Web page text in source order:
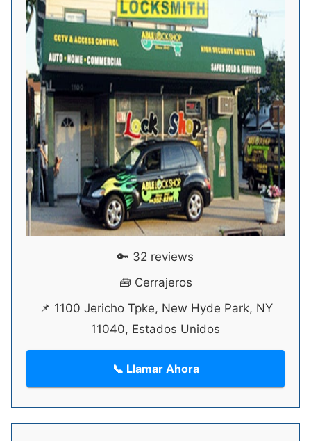
🔑 32 reviews
🧰 Cerrajeros
📌 1100 Jericho Tpke, New Hyde Park, NY
11040, Estados Unidos
📞 Llamar Ahora